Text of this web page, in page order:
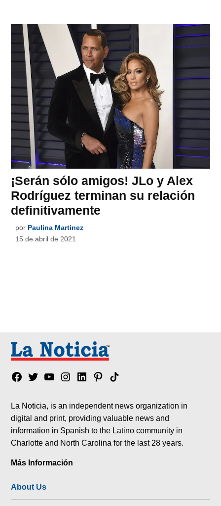
¡Serán sólo amigos! JLo y Alex
Rodríguez terminan su relación
definitivamente
por Paulina Martinez
15 de abril de 2021
Facebook
TwitterYouTubeInstagram
LinkedinPinterest
Tik
La Noticia, is an independent news organization in
digital and print, providing valuable news and
information in Spanish to the Latino community in
Charlotte and North Carolina for the last 28 years.
Más Información
About Us